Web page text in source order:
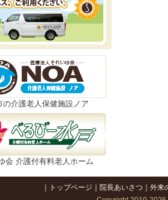
の介護老人保健施設ノア
会 介護付有料老人ホーム
トップページ 院長あいさつ
外来